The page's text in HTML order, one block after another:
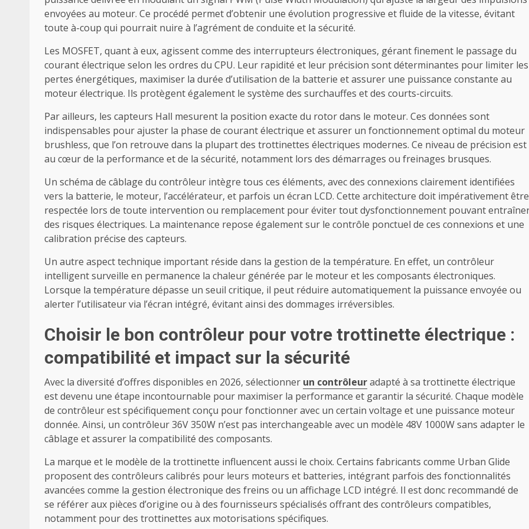
envoyées au moteur. Ce procédé permet d’obtenir une évolution progressive et fluide de la vitesse, évitant
toute à-coup qui pourrait nuire à l’agrément de conduite et la sécurité.
Les MOSFET, quant à eux, agissent comme des interrupteurs électroniques, gérant finement le passage du
courant électrique selon les ordres du CPU. Leur rapidité et leur précision sont déterminantes pour limiter les
pertes énergétiques, maximiser la durée d’utilisation de la batterie et assurer une puissance constante au
moteur électrique. Ils protègent également le système des surchauffes et des courts-circuits.
Par ailleurs, les capteurs Hall mesurent la position exacte du rotor dans le moteur. Ces données sont
indispensables pour ajuster la phase de courant électrique et assurer un fonctionnement optimal du moteur
brushless, que l’on retrouve dans la plupart des trottinettes électriques modernes. Ce niveau de précision est
au cœur de la performance et de la sécurité, notamment lors des démarrages ou freinages brusques.
Un schéma de câblage du contrôleur intègre tous ces éléments, avec des connexions clairement identifiées
vers la batterie, le moteur, l’accélérateur, et parfois un écran LCD. Cette architecture doit impérativement être
respectée lors de toute intervention ou remplacement pour éviter tout dysfonctionnement pouvant
des risques électriques. La maintenance repose également sur le contrôle ponctuel de ces connexions et une
calibration précise des capteurs.
Un autre aspect technique important réside dans la gestion de la température. En effet, un contrôleur
intelligent surveille en permanence la chaleur générée par le moteur et les composants électroniques.
Lorsque la température dépasse un seuil critique, il peut réduire automatiquement la puissance envoyée ou
alerter l’utilisateur via l’écran intégré, évitant ainsi des dommages irréversibles.
Choisir le bon contrôleur pour votre trottinette électrique :
compatibilité et impact sur la sécurité
Avec la diversité d’offres disponibles en 2026, sélectionner un contrôleuradapté à sa trottinette électrique
est devenu une étape incontournable pour maximiser la performance et garantir la sécurité. Chaque modèle
de contrôleur est spécifiquement conçu pour fonctionner avec un certain voltage et une puissance moteur
donnée. Ainsi, un contrôleur 36V 350W n’est pas interchangeable avec un modèle 48V 1000W sans adapter le
câblage et assurer la compatibilité des composants.
La marque et le modèle de la trottinette influencent aussi le choix. Certains fabricants comme Urban Glide
proposent des contrôleurs calibrés pour leurs moteurs et batteries, intégrant parfois des fonctionnalités
avancées comme la gestion électronique des freins ou un affichage LCD intégré. Il est donc recommandé de
se référer aux pièces d’origine ou à des fournisseurs spécialisés offrant des contrôleurs compatibles,
notamment pour des trottinettes aux motorisations spécifiques.